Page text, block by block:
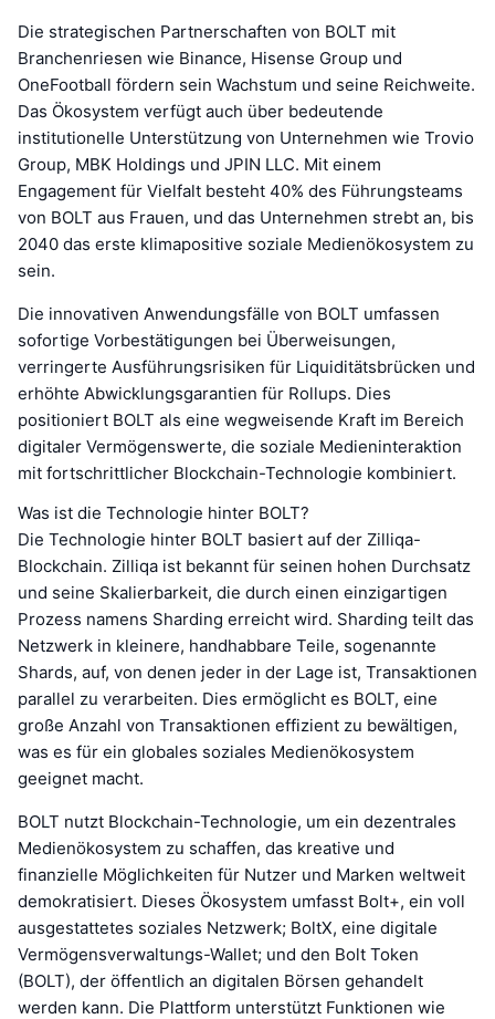
Die strategischen Partnerschaften von BOLT mit
Branchenriesen wie Binance, Hisense Group und
OneFootball fördern sein Wachstum und seine Reichweite.
Das Ökosystem verfügt auch über bedeutende
institutionelle Unterstützung von Unternehmen wie Trovio
Group, MBK Holdings und JPIN LLC. Mit einem
Engagement für Vielfalt besteht 40% des Führungsteams
von BOLT aus Frauen, und das Unternehmen strebt an, bis
2040 das erste klimapositive soziale Medienökosystem zu
sein.
Die innovativen Anwendungsfälle von BOLT umfassen
sofortige Vorbestätigungen bei Überweisungen,
verringerte Ausführungsrisiken für Liquiditätsbrücken und
erhöhte Abwicklungsgarantien für Rollups. Dies
positioniert BOLT als eine wegweisende Kraft im Bereich
digitaler Vermögenswerte, die soziale Medieninteraktion
mit fortschrittlicher Blockchain-Technologie kombiniert.
Was ist die Technologie hinter BOLT?
Die Technologie hinter BOLT basiert auf der Zilliqa-
Blockchain. Zilliqa ist bekannt für seinen hohen Durchsatz
und seine Skalierbarkeit, die durch einen einzigartigen
Prozess namens Sharding erreicht wird. Sharding teilt das
Netzwerk in kleinere, handhabbare Teile, sogenannte
Shards, auf, von denen jeder in der Lage ist, Transaktionen
parallel zu verarbeiten. Dies ermöglicht es BOLT, eine
große Anzahl von Transaktionen effizient zu bewältigen,
was es für ein globales soziales Medienökosystem
geeignet macht.
BOLT nutzt Blockchain-Technologie, um ein dezentrales
Medienökosystem zu schaffen, das kreative und
finanzielle Möglichkeiten für Nutzer und Marken weltweit
demokratisiert. Dieses Ökosystem umfasst Bolt+, ein voll
ausgestattetes soziales Netzwerk; BoltX, eine digitale
Vermögensverwaltungs-Wallet; und den Bolt Token
(BOLT), der öffentlich an digitalen Börsen gehandelt
werden kann. Die Plattform unterstützt Funktionen wie